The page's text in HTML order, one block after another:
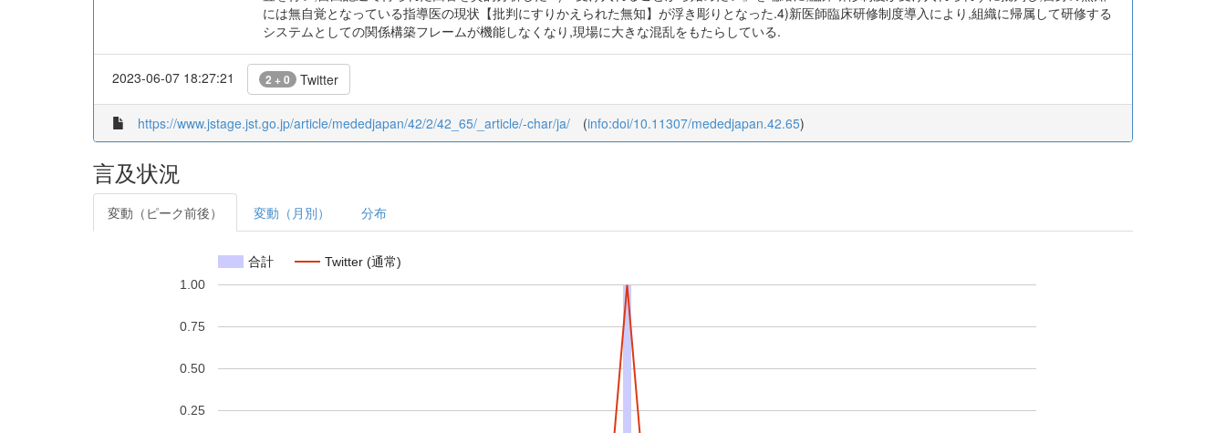
には無自覚となっている指導医の現状【批判にすりかえられた無知】が浮き彫りとなった.4)新医師臨床研修制度導入により,組織に帰属して研修する
システムとしての関係構築フレームが機能しなくなり,現場に大きな混乱をもたらしている.
2023-06-07 18:27:21 2 + 0 Twitter
https://www.jstage.jst.go.jp/article/mededjapan/42/2/42_65/_article/-char/ja/ (info:doi/10.11307/mededjapan.42.65)
言及状況
変動（ピーク前後） 変動（月別） 分布
合計 Twitter (通常)
0.25
0.50
0.75
1.00